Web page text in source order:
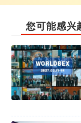
您可能感兴